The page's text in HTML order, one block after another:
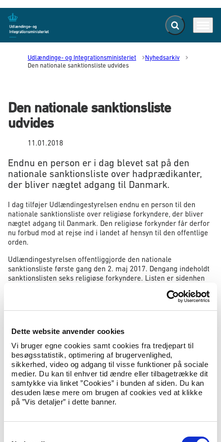
Dette website anvender cookies
Vi bruger egne cookies samt cookies fra tredjepart til
besøgsstatistik, optimering af brugervenlighed,
sikkerhed, video og adgang til visse funktioner på sociale
medier. Du kan til enhver tid ændre eller tilbagetrække dit
samtykke via linket ”Cookies” i bunden af siden. Du kan
desuden læse mere om brugen af cookies ved at klikke
på ”Vis detaljer” i dette banner.
Gå til forsiden Fold søgefelt ud
Udlændinge- og Integrationsministeriet
Nyhedsarkiv
Den nationale sanktionsliste udvides
Den nationale sanktionsliste
udvides
11.01.2018
Endnu en person er i dag blevet sat på den
nationale sanktionsliste over hadprædikanter,
der bliver nægtet adgang til Danmark.
I dag tilføjer Udlændingestyrelsen endnu en person til den
nationale sanktionsliste over religiøse forkyndere, der bliver
nægtet adgang til Danmark. Den religiøse forkynder får derfor
nu forbud mod at rejse ind i landet af hensyn til den offentlige
orden.
Udlændingestyrelsen offentliggjorde den nationale
sanktionsliste første gang den 2. maj 2017. Dengang indeholdt
sanktionslisten seks religiøse forkyndere. Listen er sidenhen
Udlændingestyrelsen endnu én person, så listen udvides til at
”De rabiate hadprædikanter forsøger med deres hadske
budskaber at underminere vores dejlige nation. Det vil
jeg simpelthen ikke acceptere. Derfor vil vi også blive
ved med at holde et skarpt øje med disse mennesker, så
vi kan få dem sat på hadprædikantlisten og nægte dem
adgang til Danmark.”